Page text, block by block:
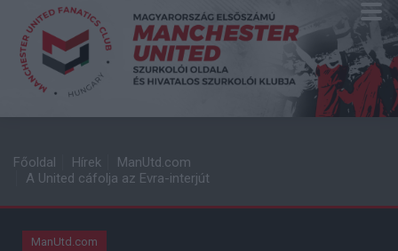
Főoldal Hírek
ManUtd.com
A United cáfolja az Evra-interjút
ManUtd.com